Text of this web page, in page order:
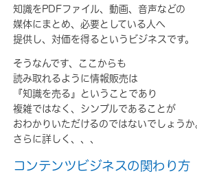
知識をPDFファイル、動画、音声などの
媒体にまとめ、必要としている人へ
提供し、対価を得るというビジネスです。
そうなんです、ここからも
読み取れるように情報販売は
『知識を売る』ということであり
複雑ではなく、シンプルであることが
おわかりいただけるのではないでしょうか
さらに詳しく、、、
コンテンツビジネス